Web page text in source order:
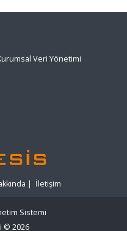
Veri Yönetimi
| İletişim
Sistemi
© 2026